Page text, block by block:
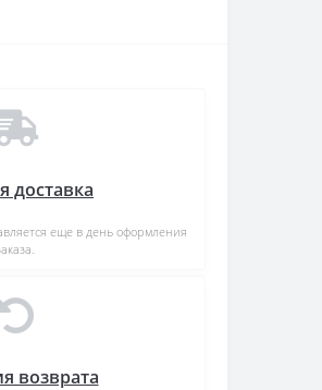
доставка
еще в день оформления
возврата